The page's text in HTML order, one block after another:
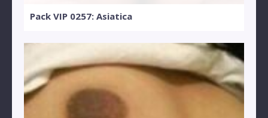
Pack VIP 0257: Asiatica